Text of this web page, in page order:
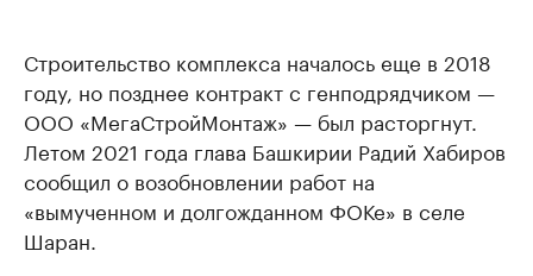
Строительство комплекса началось еще в 2018
году, но позднее контракт с генподрядчиком —
ООО «МегаСтройМонтаж» — был расторгнут.
Летом 2021 года глава Башкирии Радий Хабиров
сообщил о возобновлении работ на
«вымученном и долгожданном ФОКе» в селе
Шаран.